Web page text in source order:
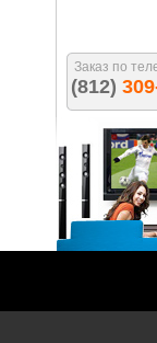
Заказ по
(812)